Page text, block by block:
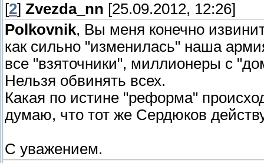
[2] Zvezda_nn [25.09.2012, 12:26]
Polkovnik, Вы меня конечно
как сильно "изменилась" наша
все "взяточники", миллионеры с
Нельзя обвинять всех.
Какая по истине "реформа"
думаю, что тот же Сердюков
С уважением.